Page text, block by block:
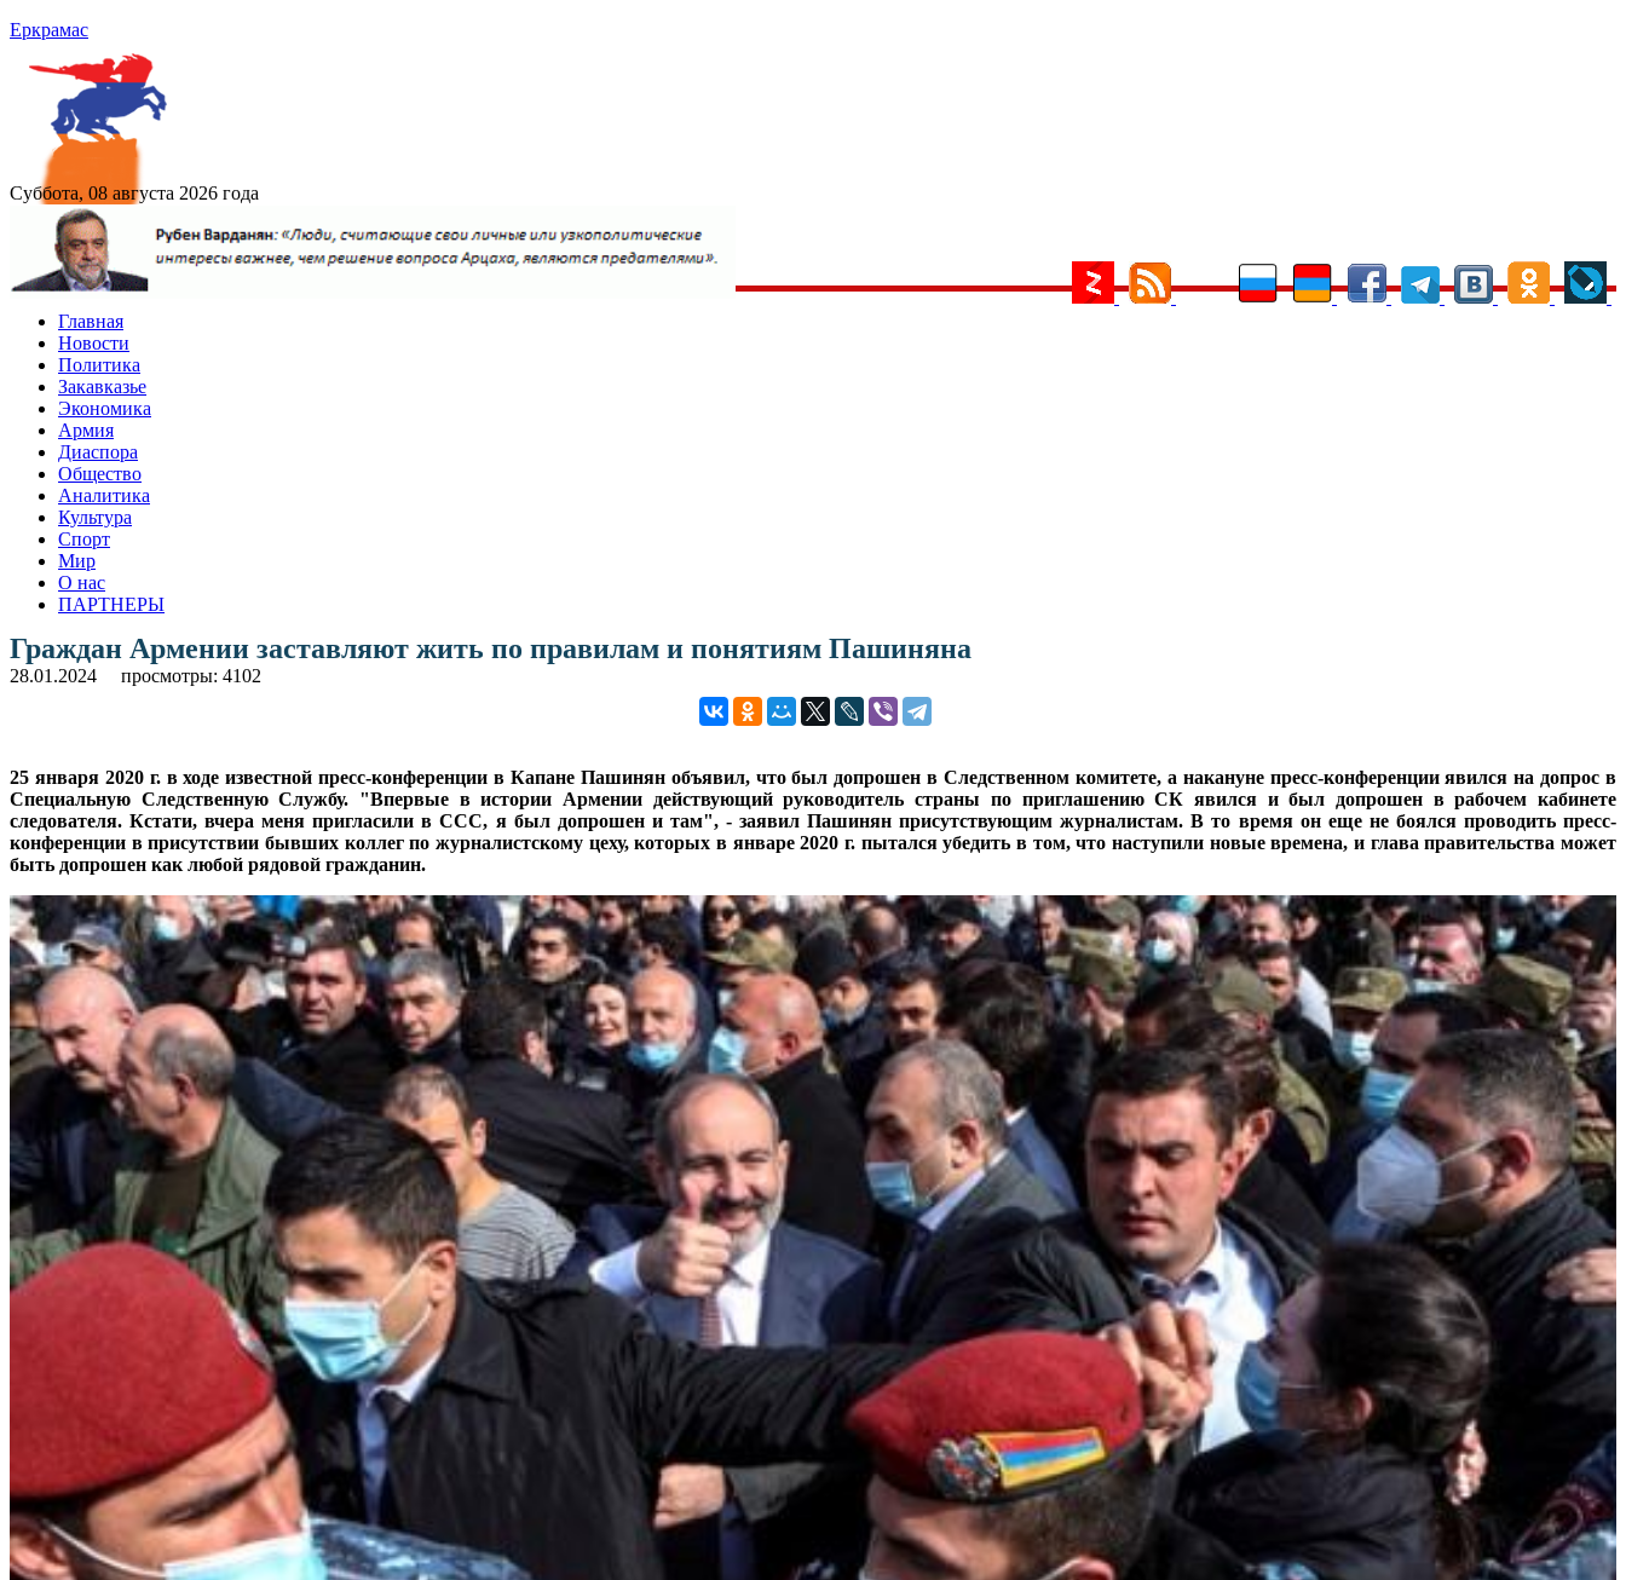
Еркрамас
Суббота, 08 августа 2026 года
Главная
Новости
Политика
Закавказье
Экономика
Армия
Диаспора
Общество
Аналитика
Культура
Спорт
Мир
О нас
ПАРТНЕРЫ
Граждан Армении заставляют жить по правилам и понятиям Пашиняна
28.01.2024 просмотры: 4102
25 января 2020 г. в ходе известной пресс-конференции в Капане Пашинян объявил, что был допрошен в Следственном комитете, а накануне пресс-конференции явился на допрос в
Специальную Следственную Службу. "Впервые в истории Армении действующий руководитель страны по приглашению СК явился и был допрошен в рабочем кабинете
следователя. Кстати, вчера меня пригласили в ССС, я был допрошен и там", - заявил Пашинян присутствующим журналистам. В то время он еще не боялся проводить пресс-
конференции в присутствии бывших коллег по журналистскому цеху, которых в январе 2020 г. пытался убедить в том, что наступили новые времена, и глава правительства может
быть допрошен как любой рядовой гражданин.